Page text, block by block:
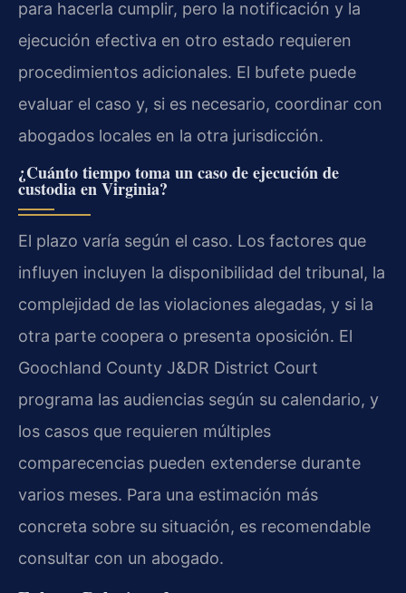
para hacerla cumplir, pero la notificación y la
ejecución efectiva en otro estado requieren
procedimientos adicionales. El bufete puede
evaluar el caso y, si es necesario, coordinar con
abogados locales en la otra jurisdicción.
¿Cuánto tiempo toma un caso de ejecución de
custodia en Virginia?
El plazo varía según el caso. Los factores que
influyen incluyen la disponibilidad del tribunal, la
complejidad de las violaciones alegadas, y si la
otra parte coopera o presenta oposición. El
Goochland County J&DR District Court
programa las audiencias según su calendario, y
los casos que requieren múltiples
comparecencias pueden extenderse durante
varios meses. Para una estimación más
concreta sobre su situación, es recomendable
consultar con un abogado.